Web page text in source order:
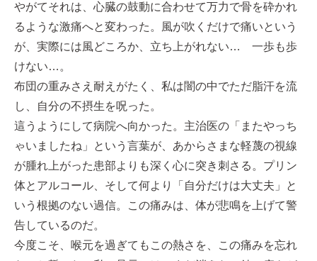
やがてそれは、心臓の鼓動に合わせて万力で骨を砕かれ
るような激痛へと変わった。風が吹くだけで痛いという
が、実際には風どころか、立ち上がれない… 一歩も歩
けない…。
布団の重みさえ耐えがたく、私は闇の中でただ脂汗を流
し、自分の不摂生を呪った。
這うようにして病院へ向かった。主治医の「またやっち
ゃいましたね」という言葉が、あからさまな軽蔑の視線
が腫れ上がった患部よりも深く心に突き刺さる。プリン
体とアルコール、そして何より「自分だけは大丈夫」と
いう根拠のない過信。この痛みは、体が悲鳴を上げて警
告しているのだ。
今度こそ、喉元を過ぎてもこの熱さを、この痛みを忘れ